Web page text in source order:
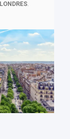
LONDRES.